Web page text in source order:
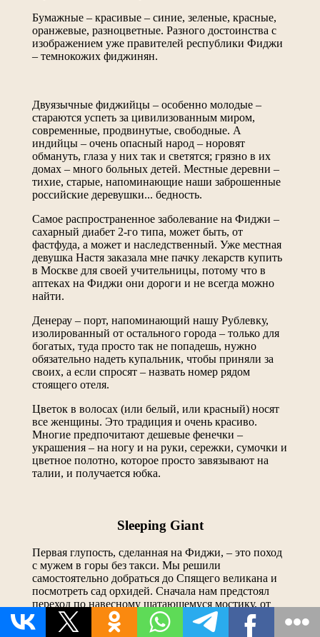
Бумажные – красивые – синие, зеленые, красные,
оранжевые, разноцветные. Разного достоинства с
изображением уже правителей республики Фиджи
– темнокожих фиджинян.
Двуязычные фиджийцы – особенно молодые –
стараются успеть за цивилизованным миром,
современные, продвинутые, свободные. А
индийцы – очень опасный народ – норовят
обмануть, глаза у них так и светятся; грязно в их
домах – много больных детей. Местные деревни –
тихие, старые, напоминающие наши заброшенные
российские деревушки... бедность.
Самое распространенное заболевание на Фиджи –
сахарный диабет 2-го типа, может быть, от
фастфуда, а может и наследственный. Уже местная
девушка Настя заказала мне пачку лекарств купить
в Москве для своей учительницы, потому что в
аптеках на Фиджи они дороги и не всегда можно
найти.
Денерау – порт, напоминающий нашу Рублевку,
изолированный от остального города – только для
богатых, туда просто так не попадешь, нужно
обязательно надеть купальник, чтобы приняли за
своих, а если спросят – назвать номер рядом
стоящего отеля.
Цветок в волосах (или белый, или красный) носят
все женщины. Это традиция и очень красиво.
Многие предпочитают дешевые фенечки –
украшения – на ногу и на руки, сережки, сумочки и
цветное полотно, которое просто завязывают на
талии, и получается юбка.
Sleeping Giant
Первая глупость, сделанная на Фиджи, – это поход
с мужем в горы без такси. Мы решили
самостоятельно добраться до Спящего великана и
посмотреть сад орхидей. Сначала нам предстоял
переход по навесному шатающемуся мостику, от
которого отваливались дощечки и под которым, ну
нет, не пропасть, конечно, но упасть было бы